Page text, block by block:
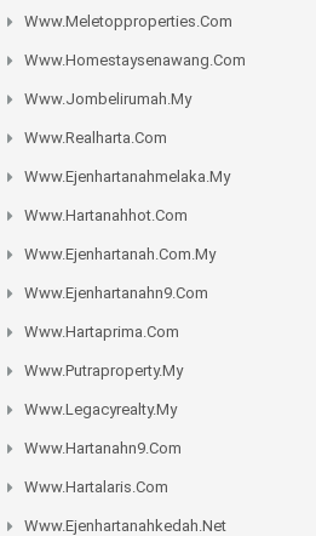
Www.meletopproperties.com
Www.homestaysenawang.com
Www.jombelirumah.my
Www.realharta.com
Www.ejenhartanahmelaka.my
Www.hartanahhot.com
Www.ejenhartanah.com.my
Www.ejenhartanahn9.com
Www.hartaprima.com
Www.putraproperty.my
Www.legacyrealty.my
Www.hartanahn9.com
Www.hartalaris.com
Www.ejenhartanahkedah.net